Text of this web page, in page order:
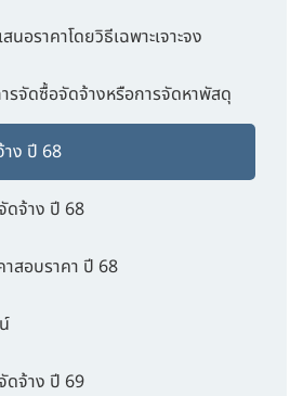
นอราคาโดยวิธีเฉพาะเจาะจง
รจัดซื้อจัดจ้างหรือการจัดหาพัสดุ
ง ปี 68
ดจ้าง ปี 68
สอบราคา ปี 68
ดจ้าง ปี 69